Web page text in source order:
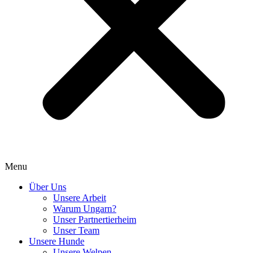
Menu
Über Uns
Unsere Arbeit
Warum Ungarn?
Unser Partnertierheim
Unser Team
Unsere Hunde